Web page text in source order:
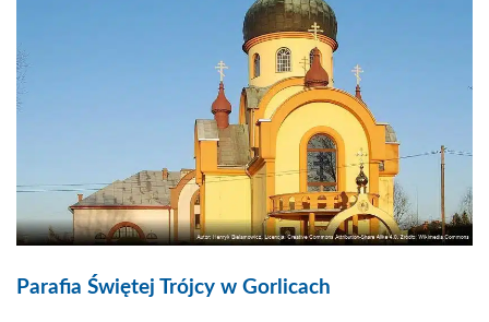
Parafia Świętej Trójcy w Gorlicach